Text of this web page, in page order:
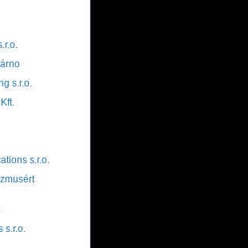
s.r.o.
s.r.o.
s.r.o.